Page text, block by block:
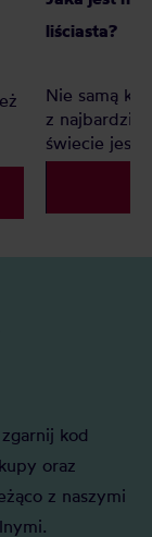
liściasta?
Nie samą
z
świecie jest
Ten ranking
kod
oraz
z naszymi